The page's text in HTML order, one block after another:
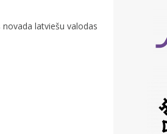
latviešu valodas